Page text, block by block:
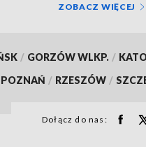
ZOBACZ WIĘCEJ
/ GORZÓW WLKP. /
POZNAŃ / RZESZÓW /
Dołącz do nas: